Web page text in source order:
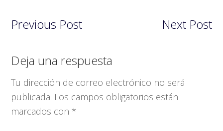
Previous Post Next Post
Interacciones
con
los
lectores
Deja una respuesta
Tu dirección de correo electrónico no será
publicada. Los campos obligatorios están
marcados con*